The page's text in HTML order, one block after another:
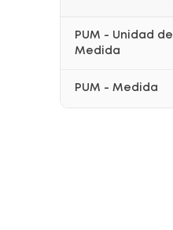
PUM - Unidad de
Medida
PUM - Medida